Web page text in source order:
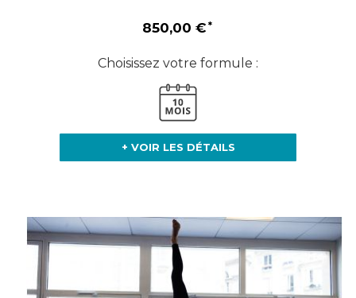
850,00 €
Choisissez votre formule :
+ VOIR LES DÉTAILS